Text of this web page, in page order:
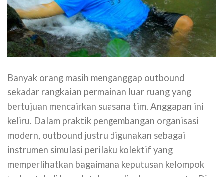
Banyak orang masih menganggap outbound
sekadar rangkaian permainan luar ruang yang
bertujuan mencairkan suasana tim. Anggapan ini
keliru. Dalam praktik pengembangan organisasi
modern, outbound justru digunakan sebagai
instrumen simulasi perilaku kolektif yang
memperlihatkan bagaimana keputusan kelompok